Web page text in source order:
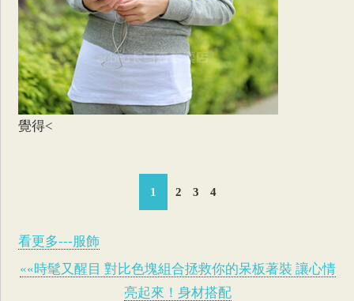
覺得<
1 2 3 4
看更多---服飾
««時髦又醒目 對比色塊組合拯救你的呆板著裝 讓心情
亮起來！身材搭配